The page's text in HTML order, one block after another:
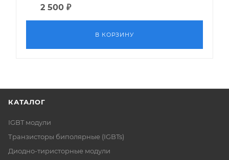
2 500 ₽
В КОРЗИНУ
КАТАЛОГ
IGBT модули
Транзисторы биполярные (IGBTs)
Диодно-тиристорные модули